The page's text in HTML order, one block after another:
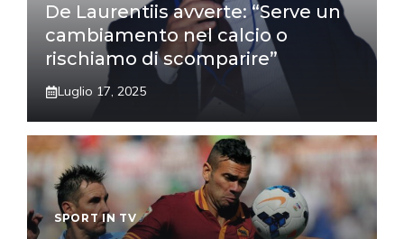
De Laurentiis avverte: “Serve un
cambiamento nel calcio o
rischiamo di scomparire”
Luglio 17, 2025
SPORT IN TV